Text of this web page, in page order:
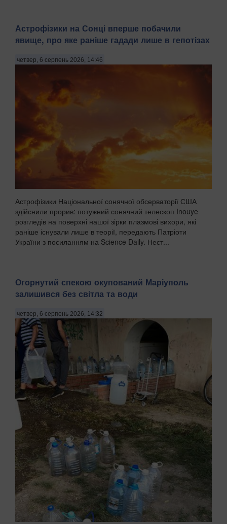
Астрофізики на Сонці вперше побачили
явище, про яке раніше гадади лише в гепотізах
четвер, 6 серпень 2026, 14:46
Астрофізики Національної сонячної обсерваторії США
здійснили прорив: потужний сонячний телескоп Inouye
розгледів на поверхні нашої зірки плазмові вихори, які
раніше існували лише в теорії, передають Патріоти
України з посиланням на Science Daily. Нест...
Огорнутий спекою окупований Маріуполь
залишився без світла та води
четвер, 6 серпень 2026, 14:32